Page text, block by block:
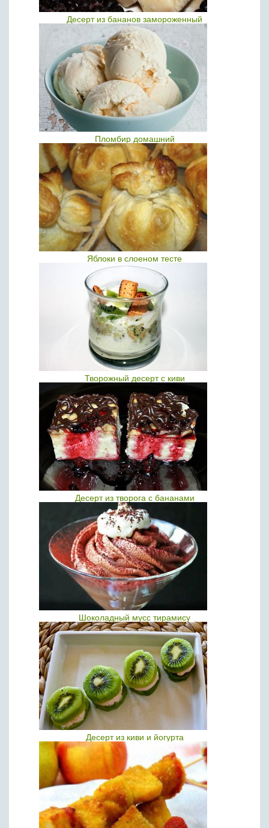
Десерт из бананов замороженный
Пломбир домашний
Яблоки в слоеном тесте
Творожный десерт с киви
Десерт из творога с бананами
Шоколадный мусс тирамису
Десерт из киви и йогурта